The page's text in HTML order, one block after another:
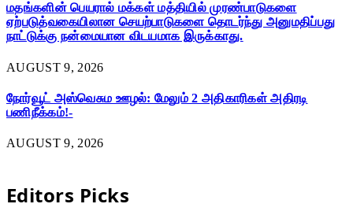
மதங்களின் பெயரால் மக்கள் மத்தியில் முரண்பாடுகளை
ஏற்படுத்வகையிலான செயற்பாடுகளை தொடர்ந்து அனுமதிப்பது
நாட்டுக்கு நன்மையான விடயமாக இருக்காது.
AUGUST 9, 2026
நோர்வூட் அஸ்வெசும ஊழல்: மேலும் 2 அதிகாரிகள் அதிரடி
பணிநீக்கம்!-
AUGUST 9, 2026
Editors Picks